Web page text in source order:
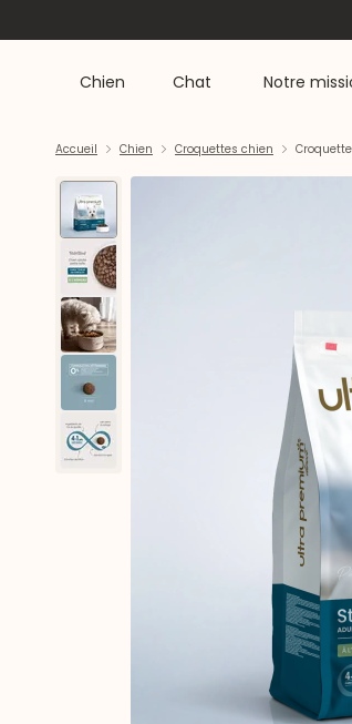
Chien Chat Notre
Accueil Chien Croquettes chien